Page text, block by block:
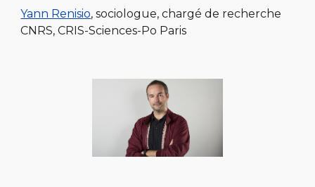
Yann Renisio, sociologue, chargé de recherche
CNRS, CRIS-Sciences-Po Paris